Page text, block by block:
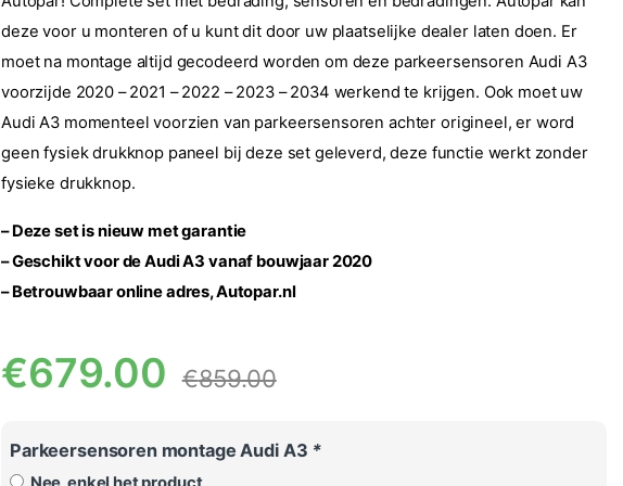
deze voor u monteren of u kunt dit door uw plaatselijke dealer laten doen. Er
moet na montage altijd gecodeerd worden om deze parkeersensoren Audi A3
voorzijde 2020 – 2021 – 2022 – 2023 – 2034 werkend te krijgen. Ook moet uw
Audi A3 momenteel voorzien van parkeersensoren achter origineel, er word
geen fysiek drukknop paneel bij deze set geleverd, deze functie werkt zonder
fysieke drukknop.
– Deze set is nieuw met garantie
– Geschikt voor de Audi A3 vanaf bouwjaar 2020
– Betrouwbaar online adres, Autopar.nl
€679.00 €859.00
Parkeersensoren montage Audi A3 *